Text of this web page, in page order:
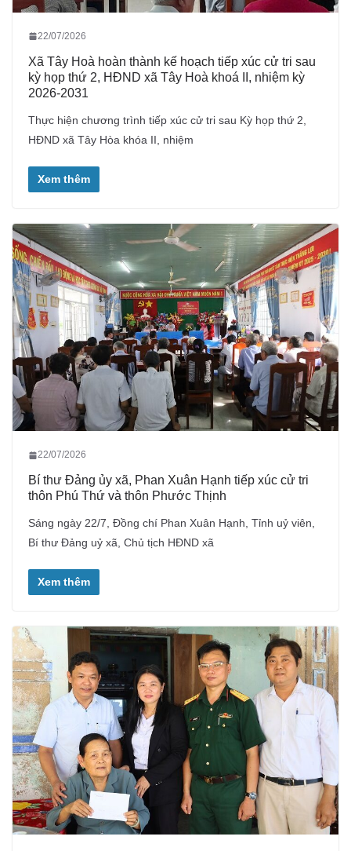
22/07/2026
Xã Tây Hoà hoàn thành kế hoạch tiếp xúc cử tri sau
kỳ họp thứ 2, HĐND xã Tây Hoà khoá II, nhiệm kỳ
2026-2031
Thực hiện chương trình tiếp xúc cử tri sau Kỳ họp thứ 2,
HĐND xã Tây Hòa khóa II, nhiệm
Xem thêm
22/07/2026
Bí thư Đảng ủy xã, Phan Xuân Hạnh tiếp xúc cử tri
thôn Phú Thứ và thôn Phước Thịnh
Sáng ngày 22/7, Đồng chí Phan Xuân Hạnh, Tỉnh uỷ viên,
Bí thư Đảng uỷ xã, Chủ tịch HĐND xã
Xem thêm